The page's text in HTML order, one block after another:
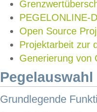
PEGELONLINE-
Open Source
Projektarbeit zur
Generierung von
Grundlegende